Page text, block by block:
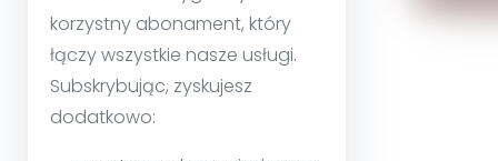
korzystny abonament, który
łączy wszystkie nasze usługi.
Subskrybując, zyskujesz
dodatkowo: